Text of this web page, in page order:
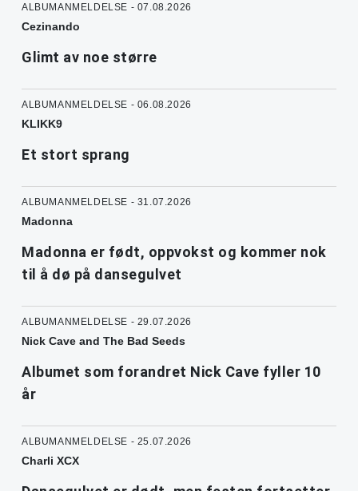
ALBUMANMELDELSE - 07.08.2026
Cezinando
Glimt av noe større
ALBUMANMELDELSE - 06.08.2026
KLIKK9
Et stort sprang
ALBUMANMELDELSE - 31.07.2026
Madonna
Madonna er født, oppvokst og kommer nok
til å dø på dansegulvet
ALBUMANMELDELSE - 29.07.2026
Nick Cave and The Bad Seeds
Albumet som forandret Nick Cave fyller 10
år
ALBUMANMELDELSE - 25.07.2026
Charli XCX